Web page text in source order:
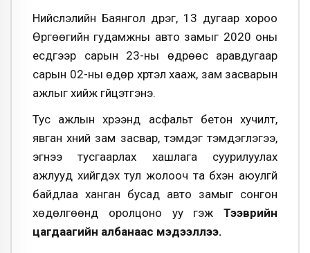
Нийслэлийн Баянгол дүүрэг, 13 дугаар хороо
Өргөөгийн гудамжны авто замыг 2020 оны
есдүгээр сарын 23-ны өдрөөс аравдугаар
сарын 02-ны өдөр хүртэл хааж, зам засварын
ажлыг хийж гүйцэтгэнэ.
Тус ажлын хүрээнд асфальт бетон хучилт,
явган хүний зам засвар, тэмдэг тэмдэглэгээ,
эгнээ тусгаарлах хашлага суурилуулах
ажлууд хийгдэх тул жолооч та бүхэн аюулгүй
байдлаа ханган бусад авто замыг сонгон
хөдөлгөөнд оролцоно уу гэж Тээврийн
цагдаагийн албанаас мэдээллээ.